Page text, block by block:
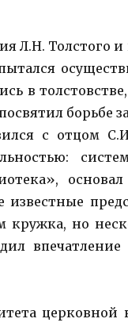
Л.Н. Толстого и
в
борьбе
с отцом
но
впечатление
церковной